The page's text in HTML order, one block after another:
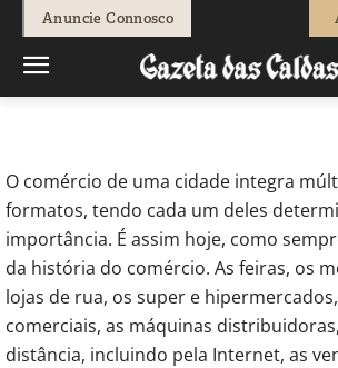
Anuncie Connosco
Jose Nascimento
O comércio de uma cidade integra
formatos, tendo cada um deles
importância. É assim hoje, como
da história do comércio. As feiras, os
lojas de rua, os super e
comerciais, as máquinas
distância, incluindo pela Internet, as